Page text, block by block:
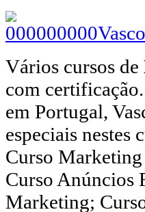
Vários cursos de
com
em Portugal,
especiais nestes
Curso
Curso Anúncios
Marketing;